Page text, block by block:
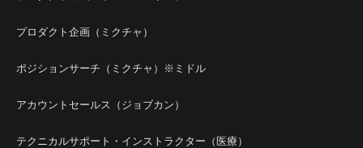
プロダクト企画（ミクチャ）
ポジションサーチ（ミクチャ）※ミドル
アカウントセールス（ジョブカン）
テクニカルサポート・インストラクター（医療）